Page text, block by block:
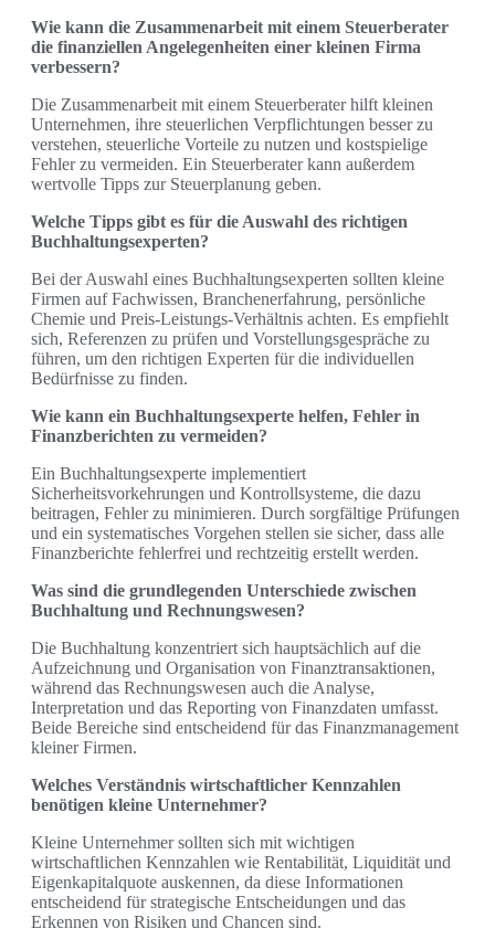
Wie kann die Zusammenarbeit mit einem Steuerberater
die finanziellen Angelegenheiten einer kleinen Firma
verbessern?
Die Zusammenarbeit mit einem Steuerberater hilft kleinen
Unternehmen, ihre steuerlichen Verpflichtungen besser zu
verstehen, steuerliche Vorteile zu nutzen und kostspielige
Fehler zu vermeiden. Ein Steuerberater kann außerdem
wertvolle Tipps zur Steuerplanung geben.
Welche Tipps gibt es für die Auswahl des richtigen
Buchhaltungsexperten?
Bei der Auswahl eines Buchhaltungsexperten sollten kleine
Firmen auf Fachwissen, Branchenerfahrung, persönliche
Chemie und Preis-Leistungs-Verhältnis achten. Es empfiehlt
sich, Referenzen zu prüfen und Vorstellungsgespräche zu
führen, um den richtigen Experten für die individuellen
Bedürfnisse zu finden.
Wie kann ein Buchhaltungsexperte helfen, Fehler in
Finanzberichten zu vermeiden?
Ein Buchhaltungsexperte implementiert
Sicherheitsvorkehrungen und Kontrollsysteme, die dazu
beitragen, Fehler zu minimieren. Durch sorgfältige Prüfungen
und ein systematisches Vorgehen stellen sie sicher, dass alle
Finanzberichte fehlerfrei und rechtzeitig erstellt werden.
Was sind die grundlegenden Unterschiede zwischen
Buchhaltung und Rechnungswesen?
Die Buchhaltung konzentriert sich hauptsächlich auf die
Aufzeichnung und Organisation von Finanztransaktionen,
während das Rechnungswesen auch die Analyse,
Interpretation und das Reporting von Finanzdaten umfasst.
Beide Bereiche sind entscheidend für das Finanzmanagement
kleiner Firmen.
Welches Verständnis wirtschaftlicher Kennzahlen
benötigen kleine Unternehmer?
Kleine Unternehmer sollten sich mit wichtigen
wirtschaftlichen Kennzahlen wie Rentabilität, Liquidität und
Eigenkapitalquote auskennen, da diese Informationen
entscheidend für strategische Entscheidungen und das
Erkennen von Risiken und Chancen sind.